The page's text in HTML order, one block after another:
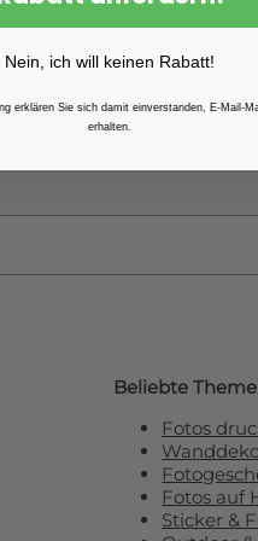
Sie unseren
Beliebte
Fotos
Fotos auf
Sticker &
Nein, ich will keinen Rabatt!
erklären Sie sich damit einverstanden, E-Mail-
erhalten.